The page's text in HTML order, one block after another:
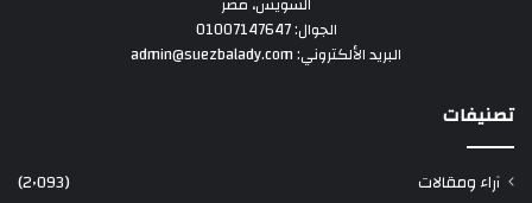
الجوال: 01007147647
البريد الألكتروني: admin@suezbalady.com
تصنيفات
آراء ومقالات
(2٬093)